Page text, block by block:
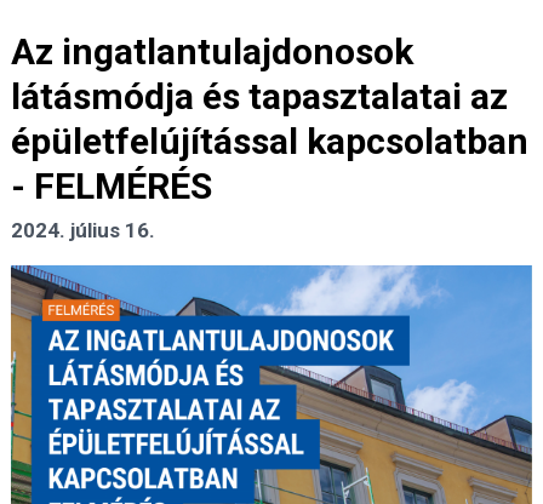
Az ingatlantulajdonosok
látásmódja és tapasztalatai az
épületfelújítással kapcsolatban
- FELMÉRÉS
2024. július 16.